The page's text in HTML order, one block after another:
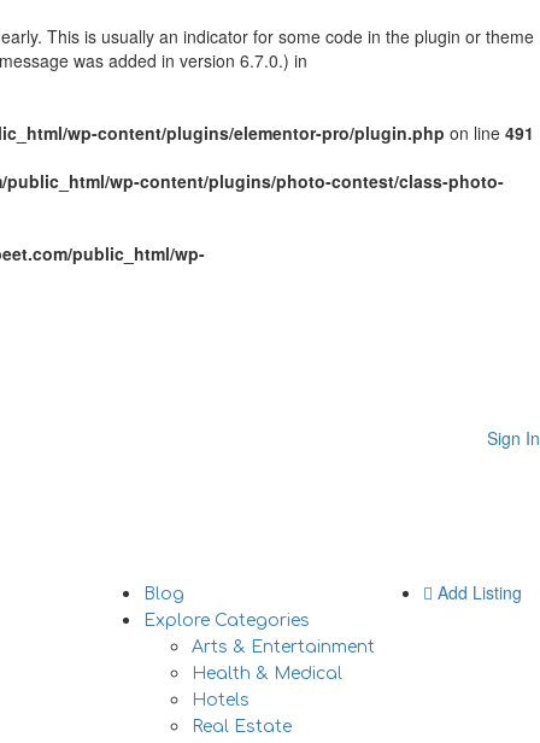
This is usually an indicator for some code in the plugin or theme
was added in version 6.7.0.) in
wp-content/plugins/elementor-pro/plugin.php on line 491
public_html/wp-content/plugins/photo-contest/class-photo-
public_html/wp-
Sign In
Add Listing
Blog
Explore Categories
Arts & Entertainment
Health & Medical
Hotels
Real Estate